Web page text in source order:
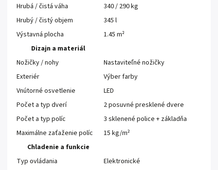
Hrubá / čistá váha
340 / 290 kg
Hrubý / čistý objem
345 l
Výstavná plocha
1.45 m²
Dizajn a materiál
Nožičky / nohy
Nastaviteľné nožičky
Exteriér
Výber farby
Vnútorné osvetlenie
LED
Počet a typ dverí
2 posuvné presklené dvere
Počet a typ políc
3 sklenené police + základňa
Maximálne zaťaženie políc
15 kg/m²
Chladenie a funkcie
Typ ovládania
Elektronické